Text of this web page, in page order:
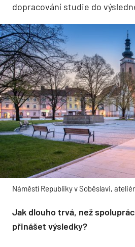
dopracování studie do
Náměstí Republiky v Soběslavi,
Jak dlouho trvá, než
přinášet výsledky?